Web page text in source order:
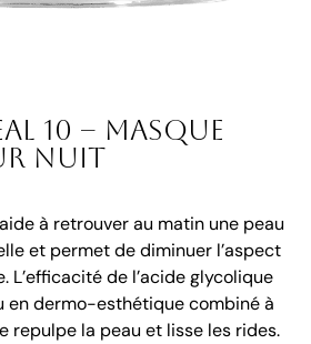
10 – Masque
nuit
à retrouver au matin une peau
et permet de diminuer l’aspect
L’efficacité de l’acide glycolique
en dermo-esthétique combiné à
repulpe la peau et lisse les rides.